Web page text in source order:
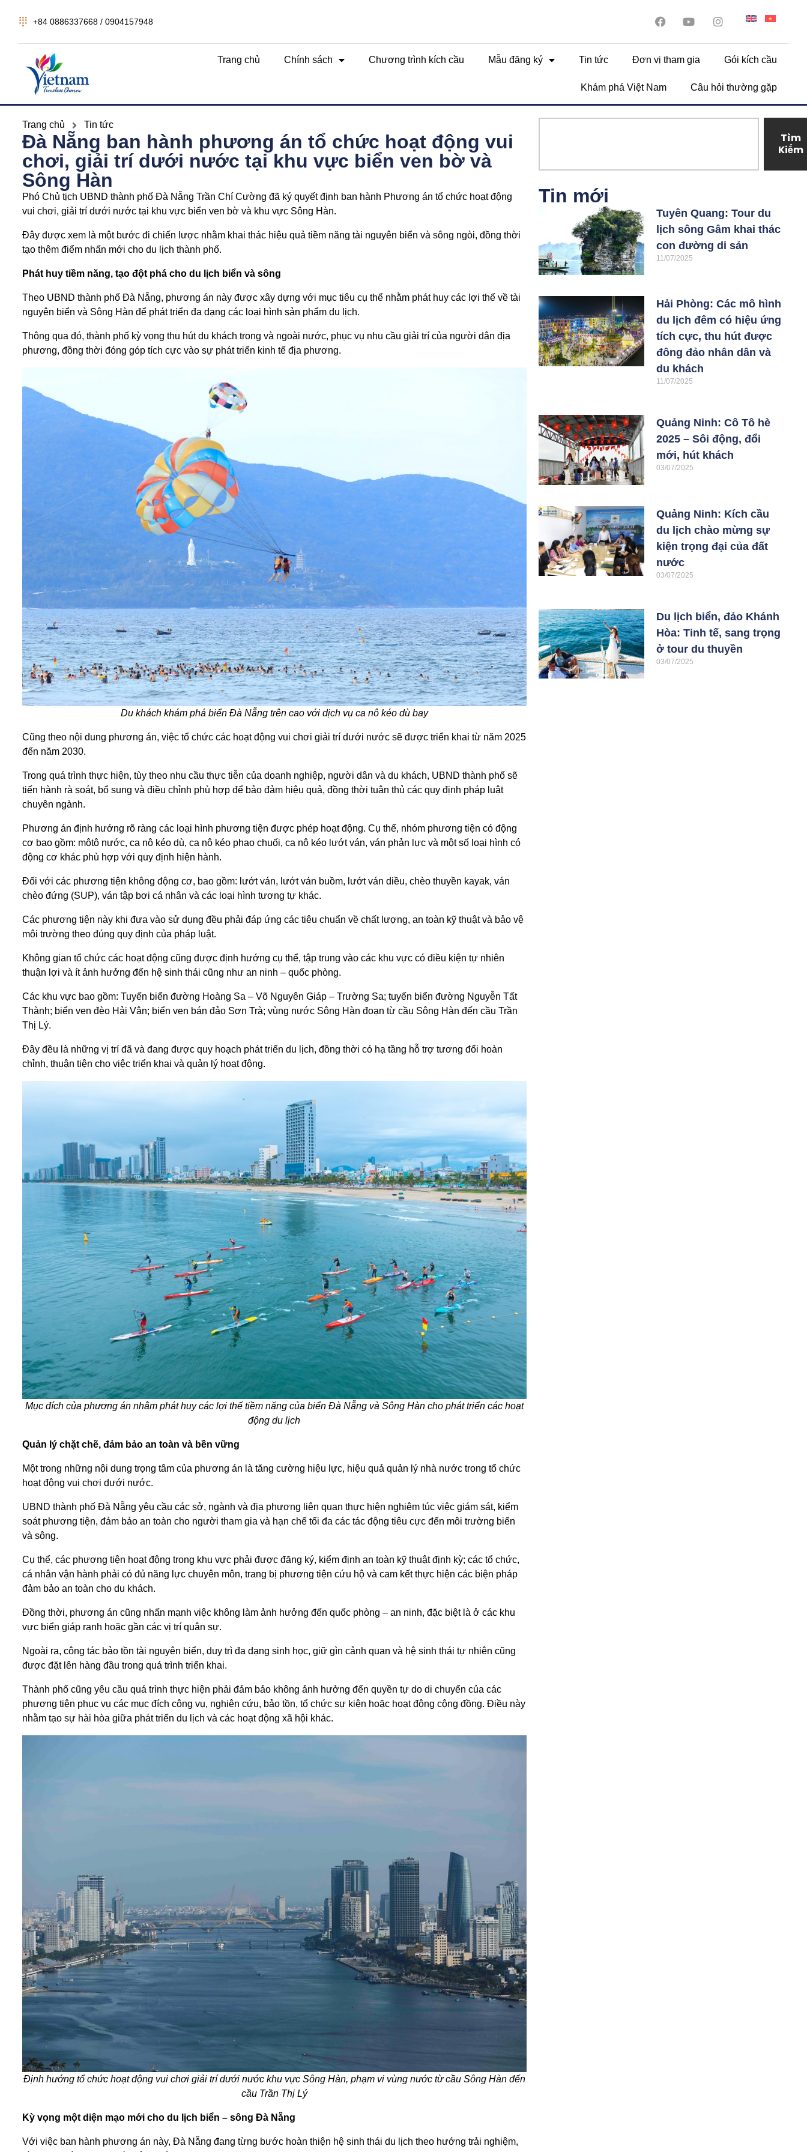
+84 0886337668 / 0904157948
Trang chủ Chính sách Chương trình kích cầu Mẫu đăng ký Tin tức Đơn vị tham gia Gói kích cầu
Khám phá Việt Nam Câu hỏi thường gặp
Trang chủ Tin tức
Đà Nẵng ban hành phương án tổ chức hoạt động vui
chơi, giải trí dưới nước tại khu vực biển ven bờ và
Sông Hàn
Phó Chủ tịch UBND thành phố Đà Nẵng Trần Chí Cường đã ký quyết định ban hành Phương án tổ chức hoạt động
vui chơi, giải trí dưới nước tại khu vực biển ven bờ và khu vực Sông Hàn.
Đây được xem là một bước đi chiến lược nhằm khai thác hiệu quả tiềm năng tài nguyên biển và sông ngòi, đồng thời
tạo thêm điểm nhấn mới cho du lịch thành phố.
Phát huy tiềm năng, tạo đột phá cho du lịch biển và sông
Theo UBND thành phố Đà Nẵng, phương án này được xây dựng với mục tiêu cụ thể nhằm phát huy các lợi thế về tài
nguyên biển và Sông Hàn để phát triển đa dạng các loại hình sản phẩm du lịch.
Thông qua đó, thành phố kỳ vọng thu hút du khách trong và ngoài nước, phục vụ nhu cầu giải trí của người dân địa
phương, đồng thời đóng góp tích cực vào sự phát triển kinh tế địa phương.
Du khách khám phá biển Đà Nẵng trên cao với dịch vụ ca nô kéo dù bay
Cũng theo nội dung phương án, việc tổ chức các hoạt động vui chơi giải trí dưới nước sẽ được triển khai từ năm 2025
đến năm 2030.
Trong quá trình thực hiện, tùy theo nhu cầu thực tiễn của doanh nghiệp, người dân và du khách, UBND thành phố sẽ
tiến hành rà soát, bổ sung và điều chỉnh phù hợp để bảo đảm hiệu quả, đồng thời tuân thủ các quy định pháp luật
chuyên ngành.
Phương án định hướng rõ ràng các loại hình phương tiện được phép hoạt động. Cụ thể, nhóm phương tiện có động
cơ bao gồm: môtô nước, ca nô kéo dù, ca nô kéo phao chuối, ca nô kéo lướt ván, ván phản lực và một số loại hình có
động cơ khác phù hợp với quy định hiện hành.
Đối với các phương tiện không động cơ, bao gồm: lướt ván, lướt ván buồm, lướt ván diều, chèo thuyền kayak, ván
chèo đứng (SUP), ván tập bơi cá nhân và các loại hình tương tự khác.
Các phương tiện này khi đưa vào sử dụng đều phải đáp ứng các tiêu chuẩn về chất lượng, an toàn kỹ thuật và bảo vệ
môi trường theo đúng quy định của pháp luật.
Không gian tổ chức các hoạt động cũng được định hướng cụ thể, tập trung vào các khu vực có điều kiện tự nhiên
thuận lợi và ít ảnh hưởng đến hệ sinh thái cũng như an ninh – quốc phòng.
Các khu vực bao gồm: Tuyến biển đường Hoàng Sa – Võ Nguyên Giáp – Trường Sa; tuyến biển đường Nguyễn Tất
Thành; biển ven đèo Hải Vân; biển ven bán đảo Sơn Trà; vùng nước Sông Hàn đoạn từ cầu Sông Hàn đến cầu Trần
Thị Lý.
Đây đều là những vị trí đã và đang được quy hoạch phát triển du lịch, đồng thời có hạ tầng hỗ trợ tương đối hoàn
chỉnh, thuận tiện cho việc triển khai và quản lý hoạt động.
Mục đích của phương án nhằm phát huy các lợi thế tiềm năng của biển Đà Nẵng và Sông Hàn cho phát triển các hoạt
động du lịch
Quản lý chặt chẽ, đảm bảo an toàn và bền vững
Một trong những nội dung trọng tâm của phương án là tăng cường hiệu lực, hiệu quả quản lý nhà nước trong tổ chức
hoạt động vui chơi dưới nước.
UBND thành phố Đà Nẵng yêu cầu các sở, ngành và địa phương liên quan thực hiện nghiêm túc việc giám sát, kiểm
soát phương tiện, đảm bảo an toàn cho người tham gia và hạn chế tối đa các tác động tiêu cực đến môi trường biển
và sông.
Cụ thể, các phương tiện hoạt động trong khu vực phải được đăng ký, kiểm định an toàn kỹ thuật định kỳ; các tổ chức,
cá nhân vận hành phải có đủ năng lực chuyên môn, trang bị phương tiện cứu hộ và cam kết thực hiện các biện pháp
đảm bảo an toàn cho du khách.
Đồng thời, phương án cũng nhấn mạnh việc không làm ảnh hưởng đến quốc phòng – an ninh, đặc biệt là ở các khu
vực biển giáp ranh hoặc gần các vị trí quân sự.
Ngoài ra, công tác bảo tồn tài nguyên biển, duy trì đa dạng sinh học, giữ gìn cảnh quan và hệ sinh thái tự nhiên cũng
được đặt lên hàng đầu trong quá trình triển khai.
Thành phố cũng yêu cầu quá trình thực hiện phải đảm bảo không ảnh hưởng đến quyền tự do di chuyển của các
phương tiện phục vụ các mục đích công vụ, nghiên cứu, bảo tồn, tổ chức sự kiện hoặc hoạt động cộng đồng. Điều này
nhằm tạo sự hài hòa giữa phát triển du lịch và các hoạt động xã hội khác.
Định hướng tổ chức hoạt động vui chơi giải trí dưới nước khu vực Sông Hàn, phạm vi vùng nước từ cầu Sông Hàn đến
cầu Trần Thị Lý
Kỳ vọng một diện mạo mới cho du lịch biển – sông Đà Nẵng
Với việc ban hành phương án này, Đà Nẵng đang từng bước hoàn thiện hệ sinh thái du lịch theo hướng trải nghiệm,
Tìm
Kiếm
Tin mới
Tuyên Quang: Tour du
lịch sông Gâm khai thác
con đường di sản
11/07/2025
Hải Phòng: Các mô hình
du lịch đêm có hiệu ứng
tích cực, thu hút được
đông đảo nhân dân và
du khách
11/07/2025
Quảng Ninh: Cô Tô hè
2025 – Sôi động, đổi
mới, hút khách
03/07/2025
Quảng Ninh: Kích cầu
du lịch chào mừng sự
kiện trọng đại của đất
nước
03/07/2025
Du lịch biển, đảo Khánh
Hòa: Tinh tế, sang trọng
ở tour du thuyền
03/07/2025